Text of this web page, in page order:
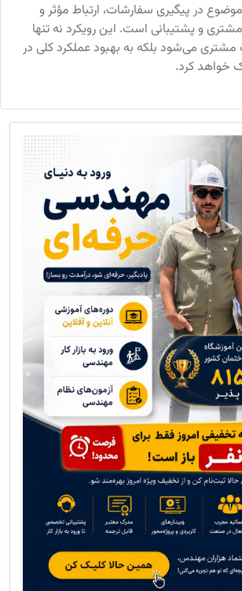
در پیگیری سفارشات، ارتباط مؤثر و
و پشتیبانی است. این رویکرد نه تنها
می‌شود بلکه به بهبود عملکرد کلی در
خواهد کرد.